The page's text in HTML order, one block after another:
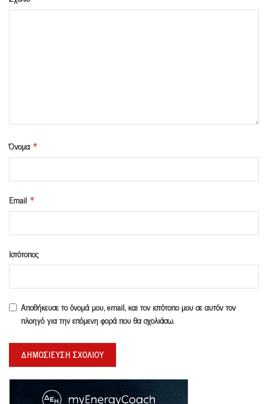
Όνομα *
Email *
Ιστότοπος
Αποθήκευσε το όνομά μου, email, και τον ιστότοπο μου σε αυτόν τον
πλοηγό για την επόμενη φορά που θα σχολιάσω.